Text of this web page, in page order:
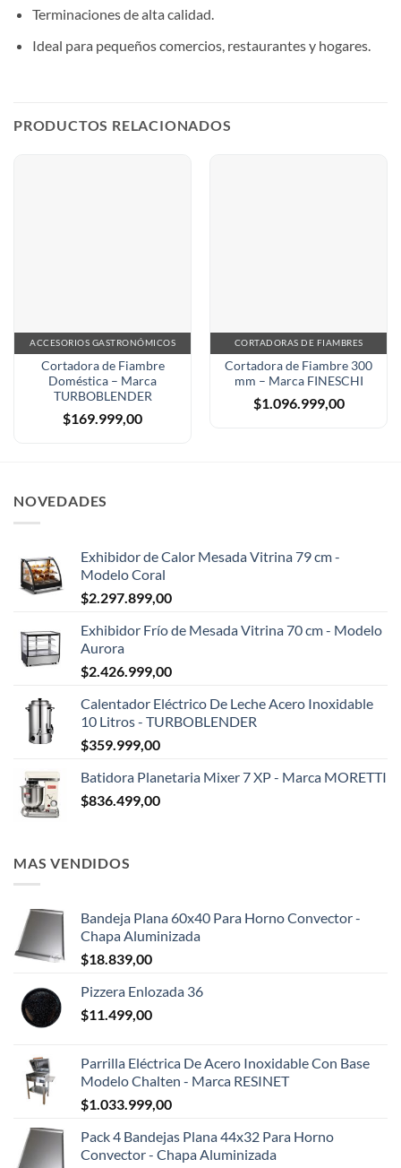
Terminaciones de alta calidad.
Ideal para pequeños comercios, restaurantes y hogares.
PRODUCTOS RELACIONADOS
ACCESORIOS GASTRONÓMICOS
Cortadora de Fiambre
Doméstica – Marca
TURBOBLENDER
$169.999,00
CORTADORAS DE FIAMBRES
Cortadora de Fiambre 300
mm – Marca FINESCHI
$1.096.999,00
NOVEDADES
Exhibidor de Calor Mesada Vitrina 79 cm -
Modelo Coral
$2.297.899,00
Exhibidor Frío de Mesada Vitrina 70 cm - Modelo
Aurora
$2.426.999,00
Calentador Eléctrico De Leche Acero Inoxidable
10 Litros - TURBOBLENDER
$359.999,00
Batidora Planetaria Mixer 7 XP - Marca MORETTI
$836.499,00
MAS VENDIDOS
Bandeja Plana 60x40 Para Horno Convector -
Chapa Aluminizada
$18.839,00
Pizzera Enlozada 36
$11.499,00
Parrilla Eléctrica De Acero Inoxidable Con Base
Modelo Chalten - Marca RESINET
$1.033.999,00
Pack 4 Bandejas Plana 44x32 Para Horno
Convector - Chapa Aluminizada